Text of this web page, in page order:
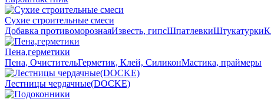
Сухие строительные смеси
Добавка противоморознаяИзвесть, гипсШпатлевкиШтукатурки
Пена,герметики
Пена, ОчистительГерметик, Клей, СиликонМастика, праймеры
Лестницы чердачные(DOCKE)